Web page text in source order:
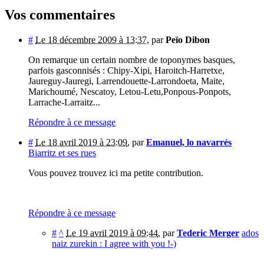
Vos commentaires
# Le 18 décembre 2009 à 13:37, parPeïo Dibon
On remarque un certain nombre de toponymes basques,
parfois gasconnisés : Chipy-Xipi, Haroitch-Harretxe,
Jaureguy-Jauregi, Larrendouette-Larrondoeta, Maite,
Marichoumé, Nescatoy, Letou-Letu,Ponpous-Ponpots,
Larrache-Larraitz...
Répondre à ce message
# Le 18 avril 2019 à 23:09, parEmanuel, lo navarrés
Biarritz et ses rues
Vous pouvez trouvez ici ma petite contribution.
Répondre à ce message
# ^ Le 19 avril 2019 à 09:44, parTederic Merger ados
naiz zurekin : I agree with you !-)